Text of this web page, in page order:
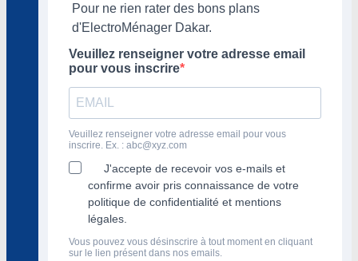
Pour ne rien rater des bons plans
d'ElectroMénager Dakar.
Veuillez renseigner votre adresse email
pour vous inscrire
Veuillez renseigner votre adresse email pour vous
inscrire. Ex. : abc@xyz.com
J'accepte de recevoir vos e-mails et
confirme avoir pris connaissance de votre
politique de confidentialité et mentions
légales.
Vous pouvez vous désinscrire à tout moment en cliquant
sur le lien présent dans nos emails.